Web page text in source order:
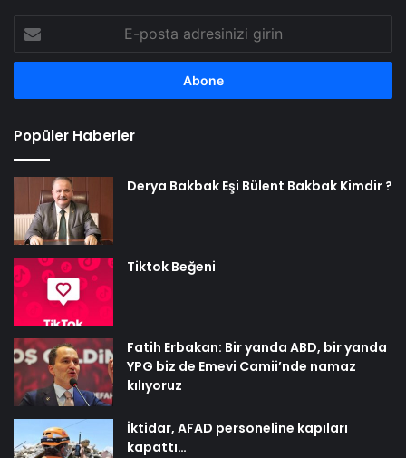
posta
adresinizi
Popüler Haberler
Derya Bakbak Eşi Bülent Bakbak Kimdir ?
Tiktok Beğeni
Fatih Erbakan: Bir yanda ABD, bir yanda
YPG biz de Emevi Camii’nde namaz
kılıyoruz
İktidar, AFAD personeline kapıları
kapattı…